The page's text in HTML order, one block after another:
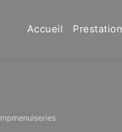
Accueil
mpmenuiseries